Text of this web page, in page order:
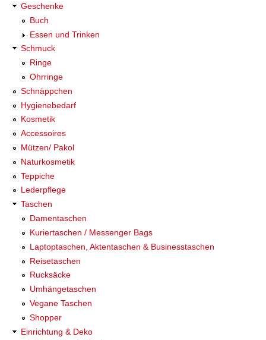
Geschenke
Buch
Essen und Trinken
Schmuck
Ringe
Ohrringe
Schnäppchen
Hygienebedarf
Kosmetik
Accessoires
Mützen/ Pakol
Naturkosmetik
Teppiche
Lederpflege
Taschen
Damentaschen
Kuriertaschen / Messenger Bags
Laptoptaschen, Aktentaschen & Businesstaschen
Reisetaschen
Rucksäcke
Umhängetaschen
Vegane Taschen
Shopper
Einrichtung & Deko